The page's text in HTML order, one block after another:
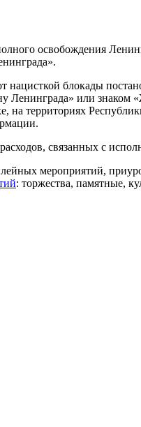
освобождения
нацисткой блокады
Ленинграда» или
на территориях
связанных с
мероприятий,
: торжества, памятные,